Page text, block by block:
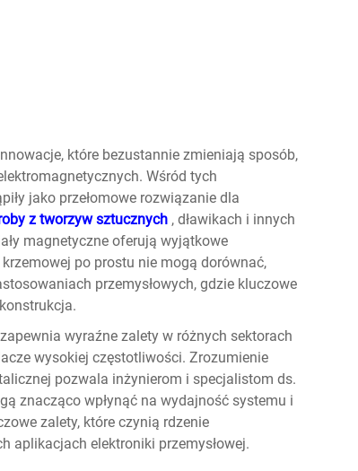
które bezustannie zmieniają sposób,
Wśród tych
jako przełomowe rozwiązanie dla
z tworzyw sztucznych , dławikach i innych
magnetyczne oferują wyjątkowe
po prostu nie mogą dorównać,
przemysłowych, gdzie kluczowe
zapewnia wyraźne zalety w różnych sektorach
wysokiej częstotliwości. Zrozumienie
pozwala inżynierom i specjalistom ds.
znacząco wpłynąć na wydajność systemu i
zalety, które czynią rdzenie
aplikacjach elektroniki przemysłowej.